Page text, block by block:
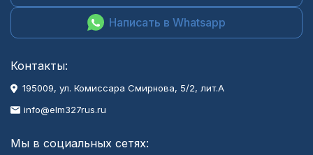
Написать в Whatsapp
Контакты:
195009, ул. Комиссара Смирнова, 5/2, лит.А
info@elm327rus.ru
Мы в социальных сетях: